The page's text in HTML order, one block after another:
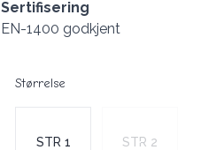
Sertifisering
EN-1400 godkjent
Størrelse
Velg en Størrelse
STR 1 STR 2